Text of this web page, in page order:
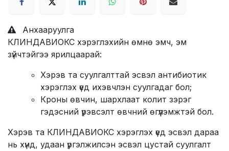
Анхааруулга
КЛИНДАВИОКС хэрэглэхийн өмнө эмч, эм
зүйчтэйгээ ярилцаарай:
Хэрэв та суулгалттай эсвэл антибиотик
хэрэглэх үед ихэвчлэн суулгадаг бол;
Кроны өвчин, шархлаат колит зэрэг
гэдэсний үрэвсэлт өвчний өгүүлэмжтэй бол.
Хэрэв та КЛИНДАВИОКС хэрэглэх үед эсвэл дараа
нь хүнд, удаан үргэлжилсэн эсвэл цустай суулгалт